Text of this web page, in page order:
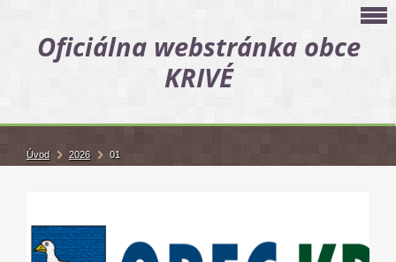
Oficiálna webstránka obce
KRIVÉ
Úvod 2026 01